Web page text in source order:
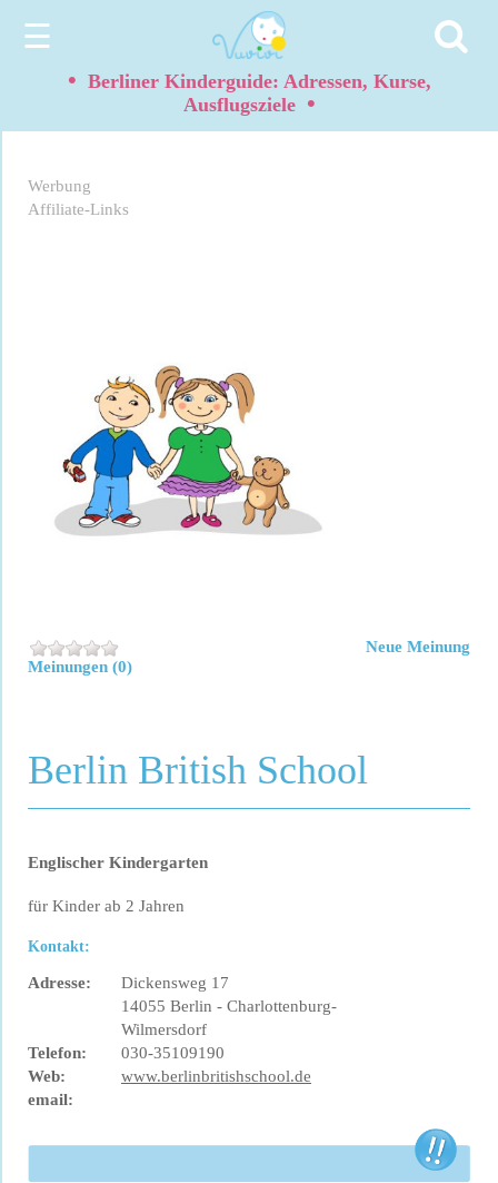
☰
• Berliner Kinderguide: Adressen, Kurse,
Ausflugsziele •
Werbung
Affiliate-Links
Meinungen (0)
Neue Meinung
Berlin British School
Englischer Kindergarten
für Kinder ab 2 Jahren
Kontakt:
Adresse:
Dickensweg 17
14055 Berlin - Charlottenburg-
Wilmersdorf
Telefon:
030-35109190
Web:
www.berlinbritishschool.de
email: